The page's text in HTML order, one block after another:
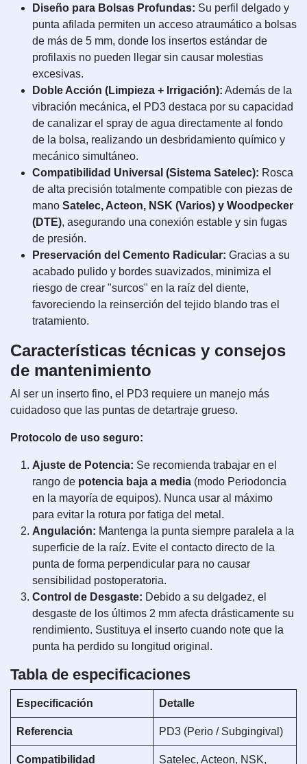
Diseño para Bolsas Profundas: Su perfil delgado y
punta afilada permiten un acceso atraumático a bolsas
de más de 5 mm, donde los insertos estándar de
profilaxis no pueden llegar sin causar molestias
excesivas.
Doble Acción (Limpieza + Irrigación): Además de la
vibración mecánica, el PD3 destaca por su capacidad
de canalizar el spray de agua directamente al fondo
de la bolsa, realizando un desbridamiento químico y
mecánico simultáneo.
Compatibilidad Universal (Sistema Satelec): Rosca
de alta precisión totalmente compatible con piezas de
mano Satelec, Acteon, NSK (Varios) y Woodpecker
(DTE), asegurando una conexión estable y sin fugas
de presión.
Preservación del Cemento Radicular: Gracias a su
acabado pulido y bordes suavizados, minimiza el
riesgo de crear "surcos" en la raíz del diente,
favoreciendo la reinserción del tejido blando tras el
tratamiento.
Características técnicas y consejos
de mantenimiento
Al ser un inserto fino, el PD3 requiere un manejo más
cuidadoso que las puntas de detartraje grueso.
Protocolo de uso seguro:
Ajuste de Potencia: Se recomienda trabajar en el
rango de potencia baja a media (modo Periodoncia
en la mayoría de equipos). Nunca usar al máximo
para evitar la rotura por fatiga del metal.
Angulación: Mantenga la punta siempre paralela a la
superficie de la raíz. Evite el contacto directo de la
punta de forma perpendicular para no causar
sensibilidad postoperatoria.
Control de Desgaste: Debido a su delgadez, el
desgaste de los últimos 2 mm afecta drásticamente su
rendimiento. Sustituya el inserto cuando note que la
punta ha perdido su longitud original.
Tabla de especificaciones
Especificación Detalle
Referencia PD3 (Perio / Subgingival)
Compatibilidad Satelec, Acteon, NSK,